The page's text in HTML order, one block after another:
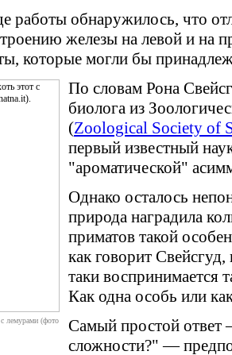
работы обнаружилось, что
железы на левой и на
которые могли бы
лемурами (фото
По словам Рона
биолога из
(Zoological Society of
первый известный
"ароматической"
Однако осталось
природа наградила
приматов такой
как говорит
таки воспринимается
Как одна особь или
Самый простой
сложности?" —